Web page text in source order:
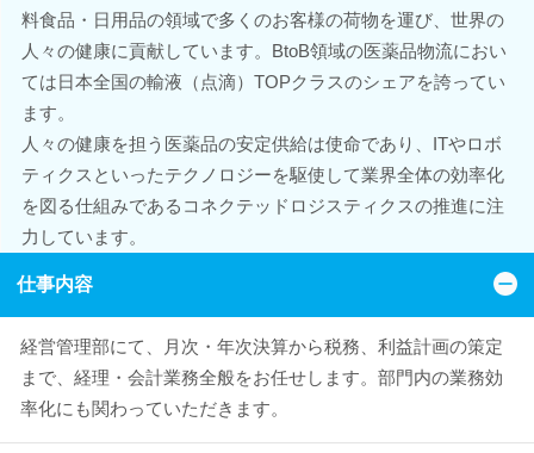
料食品・日用品の領域で多くのお客様の荷物を運び、世界の
人々の健康に貢献しています。BtoB領域の医薬品物流におい
ては日本全国の輸液（点滴）TOPクラスのシェアを誇ってい
ます。
人々の健康を担う医薬品の安定供給は使命であり、ITやロボ
ティクスといったテクノロジーを駆使して業界全体の効率化
を図る仕組みであるコネクテッドロジスティクスの推進に注
力しています。
仕事内容
経営管理部にて、月次・年次決算から税務、利益計画の策定
まで、経理・会計業務全般をお任せします。部門内の業務効
率化にも関わっていただきます。